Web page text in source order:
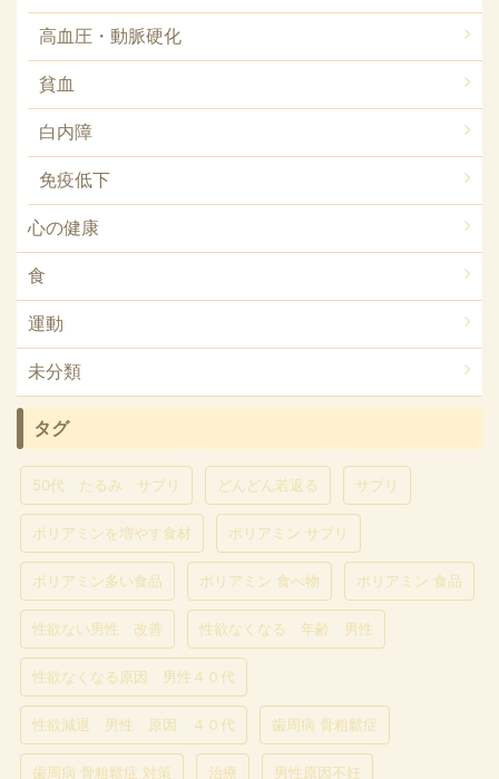
高血圧・動脈硬化
貧血
白内障
免疫低下
心の健康
食
運動
未分類
タグ
50代 たるみ サプリ どんどん若返る サプリ
ポリアミンを増やす食材 ポリアミン サプリ
ポリアミン多い食品 ポリアミン 食べ物 ポリアミン 食品
性欲ない男性 改善 性欲なくなる 年齢 男性
性欲なくなる原因 男性４０代
性欲減退 男性 原因 ４０代 歯周病 骨粗鬆症
歯周病 骨粗鬆症 対策 治療 男性原因不妊